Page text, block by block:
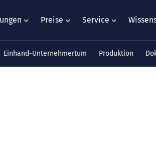
Preise Service
Einhand-Unternehmertum Produktion